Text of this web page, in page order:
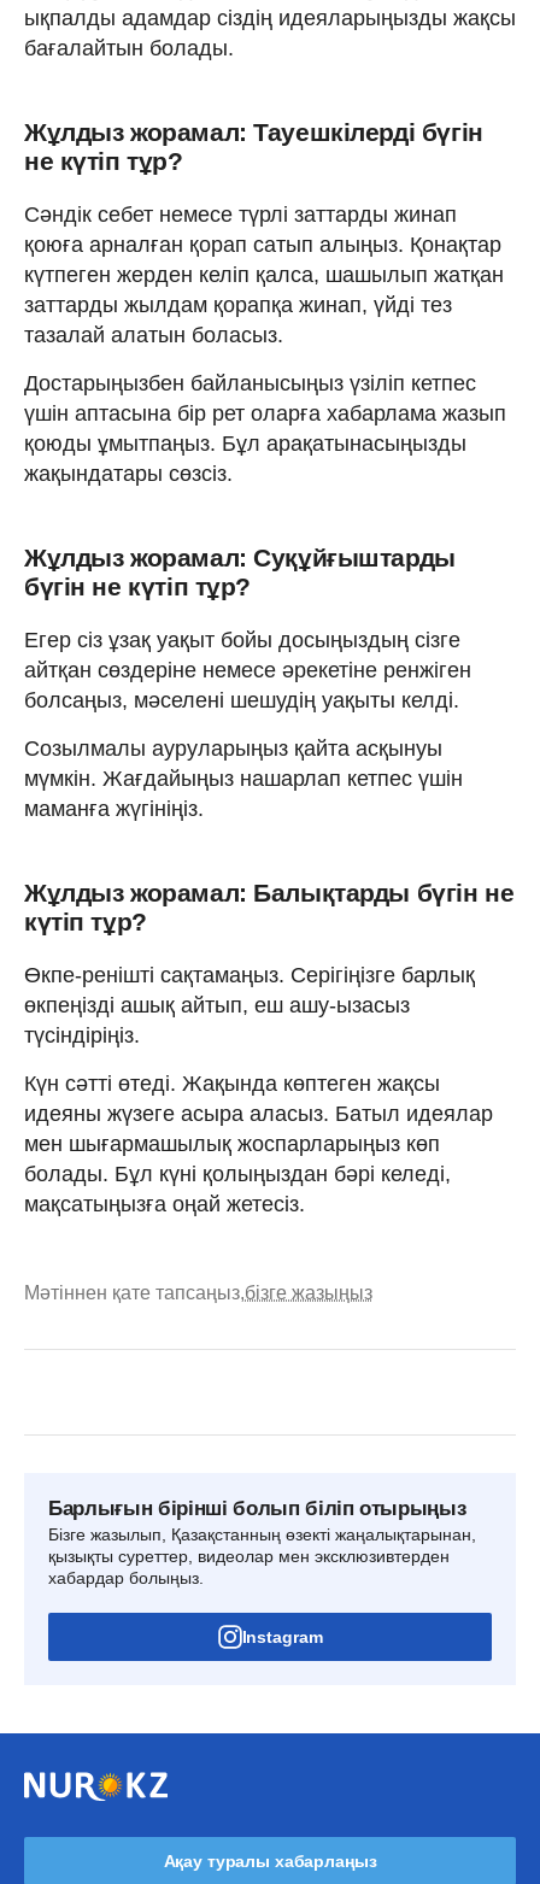
ықпалды адамдар сіздің идеяларыңызды жақсы
бағалайтын болады.
Жұлдыз жорамал: Тауешкілерді бүгін
не күтіп тұр?
Сәндік себет немесе түрлі заттарды жинап
қоюға арналған қорап сатып алыңыз. Қонақтар
күтпеген жерден келіп қалса, шашылып жатқан
заттарды жылдам қорапқа жинап, үйді тез
тазалай алатын боласыз.
Достарыңызбен байланысыңыз үзіліп кетпес
үшін аптасына бір рет оларға хабарлама жазып
қоюды ұмытпаңыз. Бұл арақатынасыңызды
жақындатары сөзсіз.
Жұлдыз жорамал: Суқұйғыштарды
бүгін не күтіп тұр?
Егер сіз ұзақ уақыт бойы досыңыздың сізге
айтқан сөздеріне немесе әрекетіне ренжіген
болсаңыз, мәселені шешудің уақыты келді.
Созылмалы ауруларыңыз қайта асқынуы
мүмкін. Жағдайыңыз нашарлап кетпес үшін
маманға жүгініңіз.
Жұлдыз жорамал: Балықтарды бүгін не
күтіп тұр?
Өкпе-ренішті сақтамаңыз. Серігіңізге барлық
өкпеңізді ашық айтып, еш ашу-ызасыз
түсіндіріңіз.
Күн сәтті өтеді. Жақында көптеген жақсы
идеяны жүзеге асыра аласыз. Батыл идеялар
мен шығармашылық жоспарларыңыз көп
болады. Бұл күні қолыңыздан бәрі келеді,
мақсатыңызға оңай жетесіз.
Мәтіннен қате тапсаңыз,бізге жазыңыз
Барлығын бірінші болып біліп отырыңыз
Бізге жазылып, Қазақстанның өзекті жаңалықтарынан,
қызықты суреттер, видеолар мен эксклюзивтерден
хабардар болыңыз.
Instagram
Ақау туралы хабарлаңыз